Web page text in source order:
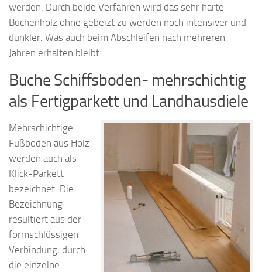
werden. Durch beide Verfahren wird das sehr harte
Buchenholz ohne gebeizt zu werden noch intensiver und
dunkler. Was auch beim Abschleifen nach mehreren
Jahren erhalten bleibt.
Buche Schiffsboden- mehrschichtig
als Fertigparkett und Landhausdiele
Mehrschichtige
Fußböden aus Holz
werden auch als
Klick-Parkett
bezeichnet. Die
Bezeichnung
resultiert aus der
formschlüssigen
Verbindung, durch
die einzelne